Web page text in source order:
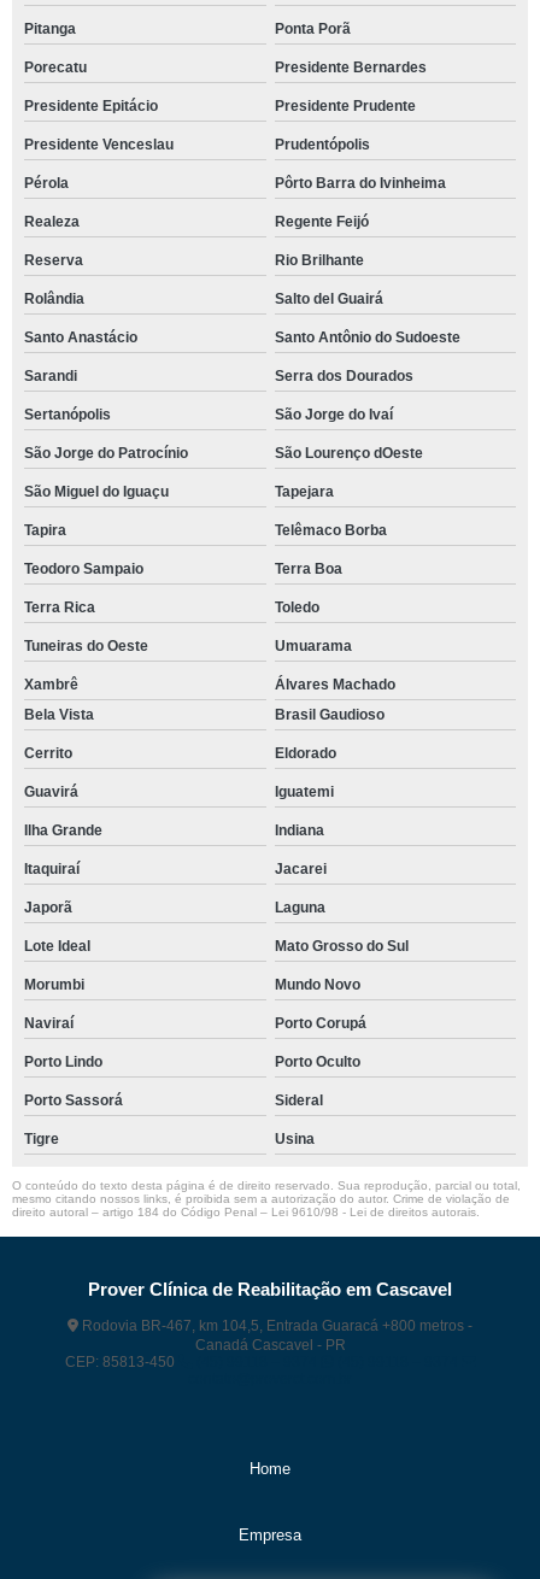
Pitanga Ponta Porã
Porecatu Presidente Bernardes
Presidente Epitácio Presidente Prudente
Presidente Venceslau Prudentópolis
Pérola Pôrto Barra do Ivinheima
Realeza Regente Feijó
Reserva Rio Brilhante
Rolândia Salto del Guairá
Santo Anastácio Santo Antônio do Sudoeste
Sarandi Serra dos Dourados
Sertanópolis São Jorge do Ivaí
São Jorge do Patrocínio São Lourenço dOeste
São Miguel do Iguaçu Tapejara
Tapira Telêmaco Borba
Teodoro Sampaio Terra Boa
Terra Rica Toledo
Tuneiras do Oeste Umuarama
Xambrê
Álvares Machado
Bela Vista
Brasil Gaudioso
Cerrito Eldorado
Guavirá Iguatemi
Ilha Grande Indiana
Itaquiraí Jacarei
Japorã Laguna
Lote Ideal Mato Grosso do Sul
Morumbi Mundo Novo
Naviraí Porto Corupá
Porto Lindo Porto Oculto
Porto Sassorá Sideral
Tigre Usina
O conteúdo do texto desta página é de direito reservado. Sua reprodução, parcial ou total,
mesmo citando nossos links, é proibida sem a autorização do autor. Crime de violação de
direito autoral – artigo 184 do Código Penal – Lei 9610/98 - Lei de direitos autorais
Prover Clínica de Reabilitação em Cascavel
Rodovia BR-467, km 104,5, Entrada Guaracá +800 metros -
Canadá Cascavel - PR
CEP: 85813-450
Home
Empresa